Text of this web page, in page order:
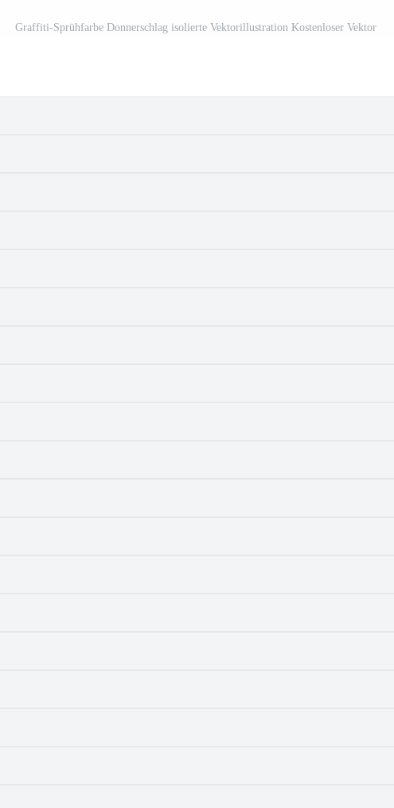
Graffiti-Sprühfarbe Donnerschlag isolierte Vektorillustration Kostenloser Vektor